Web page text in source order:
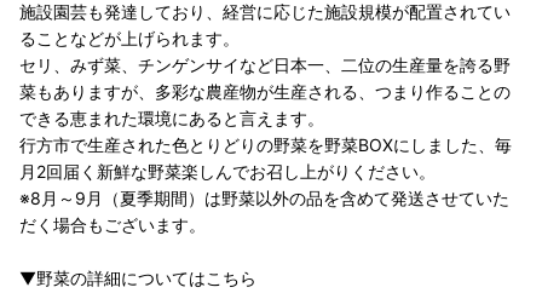
施設園芸も発達しており、経営に応じた施設規模が配置されてい
ることなどが上げられます。
セリ、みず菜、チンゲンサイなど日本一、二位の生産量を誇る野
菜もありますが、多彩な農産物が生産される、つまり作ることの
できる恵まれた環境にあると言えます。
行方市で生産された色とりどりの野菜を野菜BOXにしました、毎
月2回届く新鮮な野菜楽しんでお召し上がりください。
※8月～9月（夏季期間）は野菜以外の品を含めて発送させていた
だく場合もございます。
▼野菜の詳細についてはこちら